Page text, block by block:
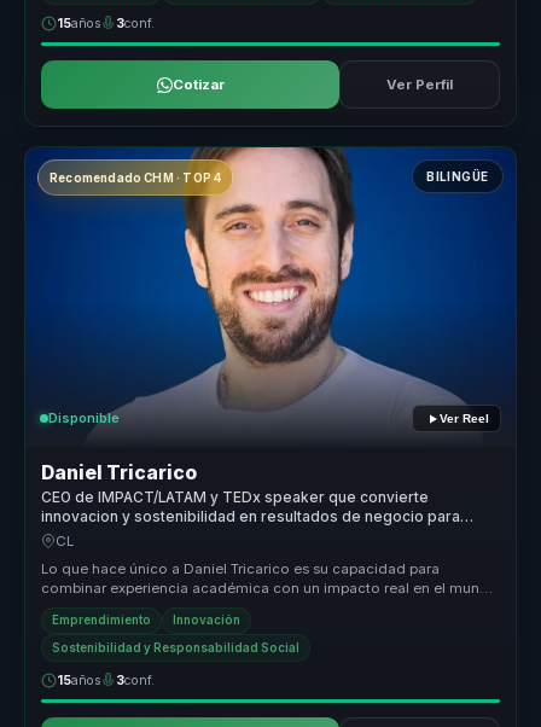
15años 3conf.
Cotizar Ver Perfil
Recomendado CHM · TOP 4 BILINGÜE
Disponible Ver Reel
Daniel Tricarico
CEO de IMPACT/LATAM y TEDx speaker que convierte
innovacion y sostenibilidad en resultados de negocio para
lideres y empresas.
CL
Lo que hace único a Daniel Tricarico es su capacidad para
combinar experiencia académica con un impacto real en el mundo
empresarial. Su ...
Emprendimiento Innovación
Sostenibilidad y Responsabilidad Social
15años 3conf.